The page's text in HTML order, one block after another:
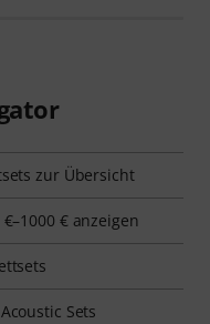
zur Übersicht
€ anzeigen
Sets